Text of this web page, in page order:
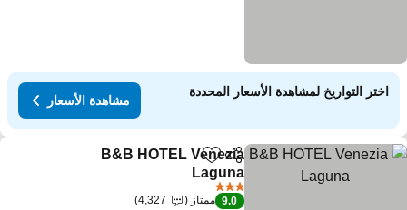
اختر التواريخ لمشاهدة الأسعار المحددة
مشاهدة الأسعار
مشاركةAdd to favorites
B&B HOTEL Venezia
Laguna
مشاهدة الأسعار
9.0 ممتاز
4,327